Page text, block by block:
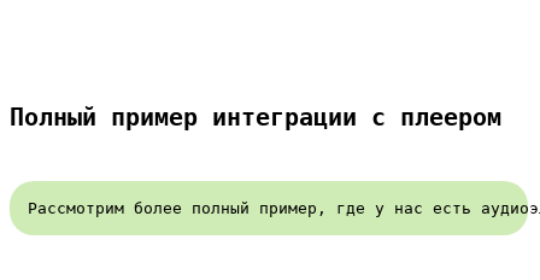
Полный пример интеграции с плеером
Рассмотрим более полный пример, где у нас есть